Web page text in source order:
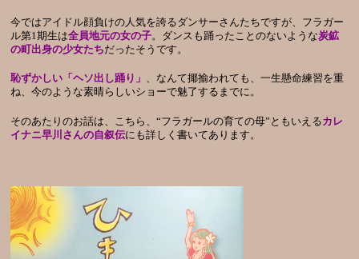
今ではアイドル顔負けの人気を誇るダンサーさんたちですが、フラガー
ル第1期生は全員地元の女の子。ダンスも踊ったことのないような炭鉱
の町出身の少女たちだったそうです。
恥ずかしい「ヘソ出し踊り」 、なんて揶揄われても、一生懸命練習を重
ね、今のような素晴らしいショーで魅了するまでに。
そのあたりのお話は、こちら、“フラガールの育ての母”ともいえるカレ
イナニ早川さんの自叙伝にも詳しく書いてあります。